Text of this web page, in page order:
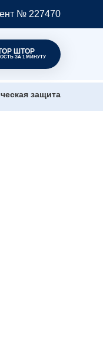
№ 227470
ШТОР
ЗА 1 МИНУТУ
защита